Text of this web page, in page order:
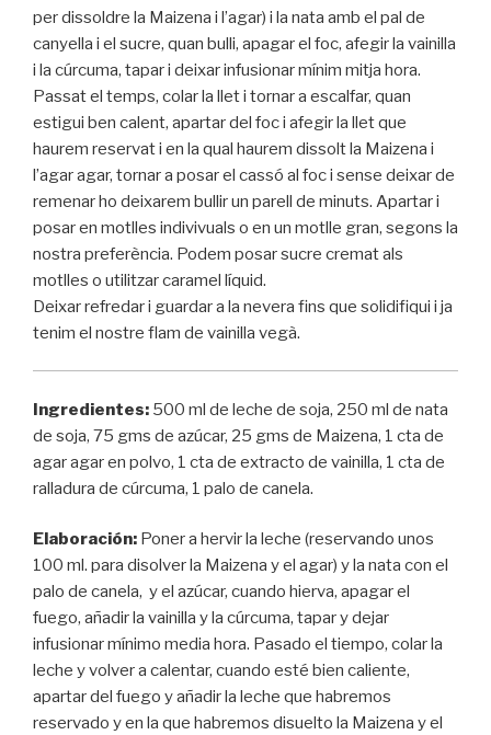
per dissoldre la Maizena i l’agar) i la nata amb el pal de
canyella i el sucre, quan bulli, apagar el foc, afegir la vainilla
i la cúrcuma, tapar i deixar infusionar mínim mitja hora.
Passat el temps, colar la llet i tornar a escalfar, quan
estigui ben calent, apartar del foc i afegir la llet que
haurem reservat i en la qual haurem dissolt la Maizena i
l’agar agar, tornar a posar el cassó al foc i sense deixar de
remenar ho deixarem bullir un parell de minuts. Apartar i
posar en motlles indivivuals o en un motlle gran, segons la
nostra preferència. Podem posar sucre cremat als
motlles o utilitzar caramel líquid.
Deixar refredar i guardar a la nevera fins que solidifiqui i ja
tenim el nostre flam de vainilla vegà.
Ingredientes: 500 ml de leche de soja, 250 ml de nata
de soja, 75 gms de azúcar, 25 gms de Maizena, 1 cta de
agar agar en polvo, 1 cta de extracto de vainilla, 1 cta de
ralladura de cúrcuma, 1 palo de canela.
Elaboración: Poner a hervir la leche (reservando unos
100 ml. para disolver la Maizena y el agar) y la nata con el
palo de canela, y el azúcar, cuando hierva, apagar el
fuego, añadir la vainilla y la cúrcuma, tapar y dejar
infusionar mínimo media hora. Pasado el tiempo, colar la
leche y volver a calentar, cuando esté bien caliente,
apartar del fuego y añadir la leche que habremos
reservado y en la que habremos disuelto la Maizena y el